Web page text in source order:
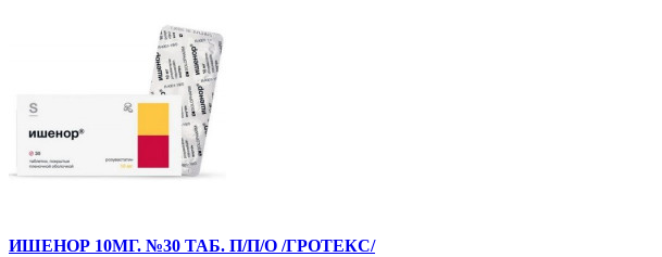
ИШЕНОР 10МГ. №30 ТАБ. П/П/О /ГРОТЕКС/